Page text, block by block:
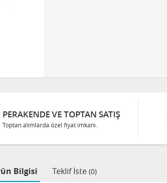
PERAKENDE VE TOPTAN SATIŞ
Toptan alımlarda özel fiyat imkanı.
Bilgisi Teklif İste (0)